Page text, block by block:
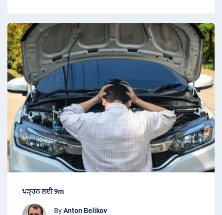
ਪੜ੍ਹਨ ਲਈ 9m
ByAnton Belikov